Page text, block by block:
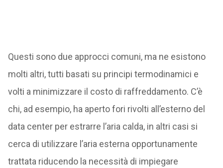
Questi sono due approcci comuni, ma ne esistono
molti altri, tutti basati su principi termodinamici e
volti a minimizzare il costo di raffreddamento. C’è
chi, ad esempio, ha aperto fori rivolti all’esterno del
data center per estrarre l’aria calda, in altri casi si
cerca di utilizzare l’aria esterna opportunamente
trattata riducendo la necessità di impiegare